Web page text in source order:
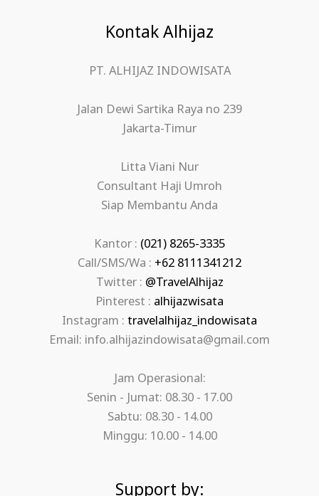
Kontak Alhijaz
PT. ALHIJAZ INDOWISATA
Jalan Dewi Sartika Raya no 239
Jakarta-Timur
Litta Viani Nur
Consultant Haji Umroh
Siap Membantu Anda
Kantor : (021) 8265-3335
Call/SMS/Wa : +62 8111341212
Twitter : @TravelAlhijaz
Pinterest : alhijazwisata
Instagram : travelalhijaz_indowisata
Email: info.alhijazindowisata@gmail.com
Jam Operasional:
Senin - Jumat: 08.30 - 17.00
Sabtu: 08.30 - 14.00
Minggu: 10.00 - 14.00
Support by: